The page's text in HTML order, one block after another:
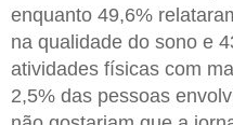
enquanto 49,6%
na qualidade do sono e
atividades físicas com
2,5% das pessoas